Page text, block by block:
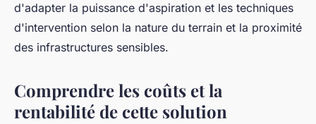
d'adapter la puissance d'aspiration et les techniques
d'intervention selon la nature du terrain et la proximité
des infrastructures sensibles.
Comprendre les coûts et la
rentabilité de cette solution